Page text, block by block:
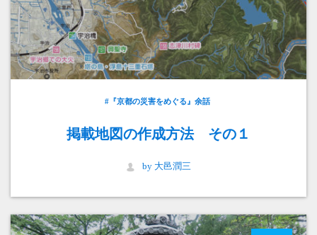
#『京都の災害をめぐる』余話
掲載地図の作成方法 その１
by 大邑潤三